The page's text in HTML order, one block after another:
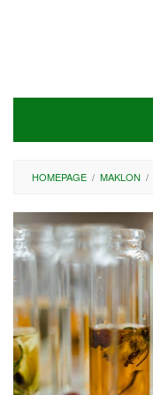
HOMEPAGE / MAKLON /